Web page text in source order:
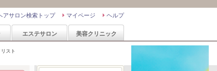
ヘルプ
マイページ
アサロン検索トップ
エステサロン 美容クリニック
スト